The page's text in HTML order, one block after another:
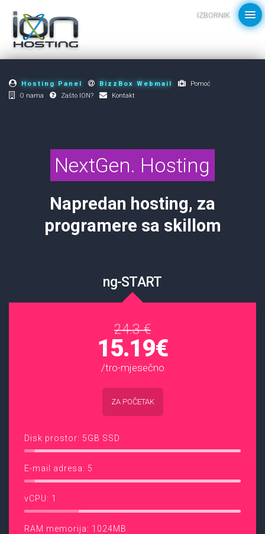
IZBORNIK
Hosting Panel BizzBox Webmail
Pomoć
O nama
Zašto ION? Kontakt
NextGen. Hosting
Napredan hosting, za
programere sa skillom
ng-START
24.3 €
15.19€
/tro-mjesečno
ZA POČETAK
Disk prostor: 5GB SSD
E-mail adresa: 5
vCPU: 1
RAM memorija: 1024MB